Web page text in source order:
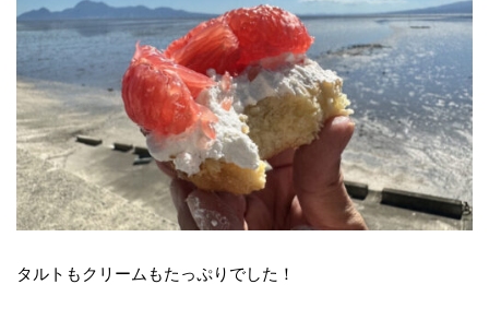
タルトもクリームもたっぷりでした！